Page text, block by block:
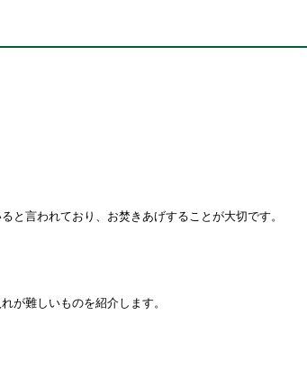
と言われており、お焚きあげすることが大切です。
が難しいものを紹介します。